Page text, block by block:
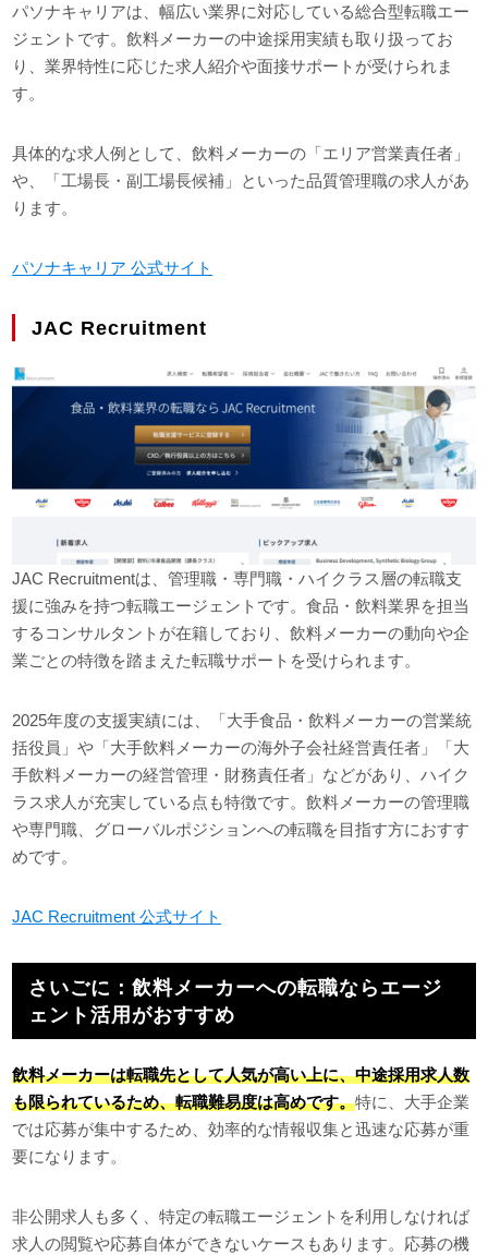
パソナキャリアは、幅広い業界に対応している総合型転職エー
ジェントです。飲料メーカーの中途採用実績も取り扱ってお
り、業界特性に応じた求人紹介や面接サポートが受けられま
す。
具体的な求人例として、飲料メーカーの「エリア営業責任者」
や、「工場長・副工場長候補」といった品質管理職の求人があ
ります。
パソナキャリア 公式サイト
JAC Recruitment
JAC Recruitmentは、管理職・専門職・ハイクラス層の転職支
援に強みを持つ転職エージェントです。食品・飲料業界を担当
するコンサルタントが在籍しており、飲料メーカーの動向や企
業ごとの特徴を踏まえた転職サポートを受けられます。
2025年度の支援実績には、「大手食品・飲料メーカーの営業統
括役員」や「大手飲料メーカーの海外子会社経営責任者」「大
手飲料メーカーの経営管理・財務責任者」などがあり、ハイク
ラス求人が充実している点も特徴です。飲料メーカーの管理職
や専門職、グローバルポジションへの転職を目指す方におすす
めです。
JAC Recruitment 公式サイト
さいごに：飲料メーカーへの転職ならエージ
ェント活用がおすすめ
飲料メーカーは転職先として人気が高い上に、中途採用求人数
も限られているため、転職難易度は高めです。特に、大手企業
では応募が集中するため、効率的な情報収集と迅速な応募が重
要になります。
非公開求人も多く、特定の転職エージェントを利用しなければ
求人の閲覧や応募自体ができないケースもあります。応募の機